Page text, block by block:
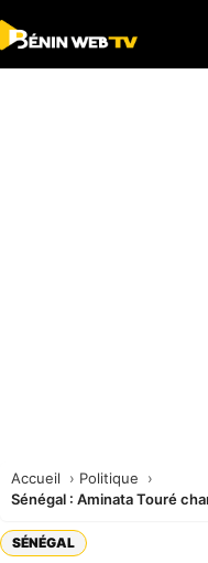
Accueil
Politique
Sénégal : Aminata Touré
SÉNÉGAL